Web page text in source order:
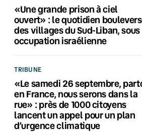
«Une grande prison à ciel
ouvert» : le quotidien
des villages du Sud-Liban, sous
occupation israélienne
TRIBUNE
«Le samedi 26 septembre,
en France, nous serons dans la
rue» : près de 1000 citoyens
lancent un appel pour un plan
d’urgence climatique